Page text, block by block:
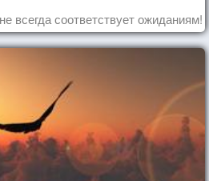
всегда соответствует ожиданиям!